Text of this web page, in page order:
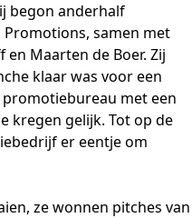
begon anderhalf
Promotions, samen met
Maarten de Boer. Zij
klaar was voor een
met een
kregen gelijk. Tot op de
er eentje om
ze wonnen pitches van